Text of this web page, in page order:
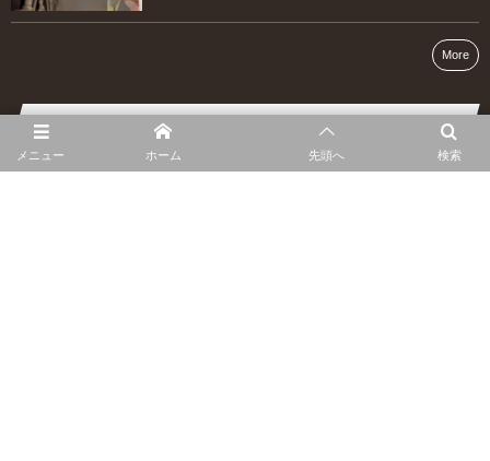
More
メニュー 検索
ホーム 先頭へ